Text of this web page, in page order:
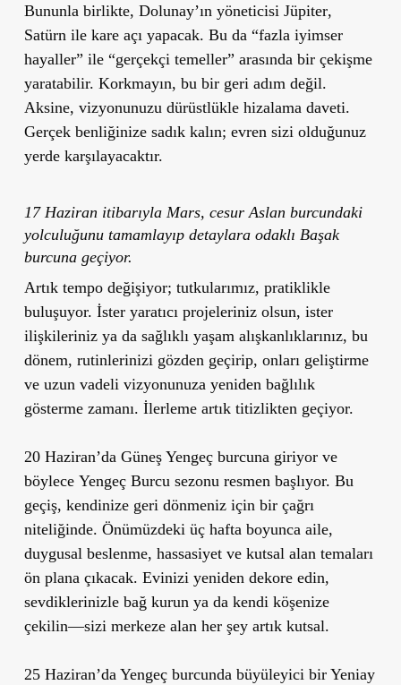
Bununla birlikte, Dolunay’ın yöneticisi Jüpiter,
Satürn ile kare açı yapacak. Bu da “fazla iyimser
hayaller” ile “gerçekçi temeller” arasında bir çekişme
yaratabilir. Korkmayın, bu bir geri adım değil.
Aksine, vizyonunuzu dürüstlükle hizalama daveti.
Gerçek benliğinize sadık kalın; evren sizi olduğunuz
yerde karşılayacaktır.
17 Haziran itibarıyla Mars, cesur Aslan burcundaki
yolculuğunu tamamlayıp detaylara odaklı Başak
burcuna geçiyor.
Artık tempo değişiyor; tutkularımız, pratiklikle
buluşuyor. İster yaratıcı projeleriniz olsun, ister
ilişkileriniz ya da sağlıklı yaşam alışkanlıklarınız, bu
dönem, rutinlerinizi gözden geçirip, onları geliştirme
ve uzun vadeli vizyonunuza yeniden bağlılık
gösterme zamanı. İlerleme artık titizlikten geçiyor.
20 Haziran’da Güneş Yengeç burcuna giriyorve
böylece Yengeç Burcu sezonu resmen başlıyor. Bu
geçiş, kendinize geri dönmeniz için bir çağrı
niteliğinde. Önümüzdeki üç hafta boyunca aile,
duygusal beslenme, hassasiyet ve kutsal alan temaları
ön plana çıkacak. Evinizi yeniden dekore edin,
sevdiklerinizle bağ kurun ya da kendi köşenize
çekilin—sizi merkeze alan her şey artık kutsal.
25 Haziran’da Yengeç burcunda büyüleyici bir Yeniay